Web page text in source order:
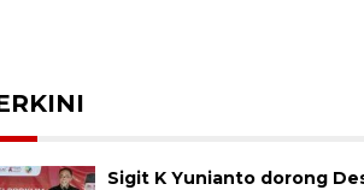
Sigit K Yunianto dorong